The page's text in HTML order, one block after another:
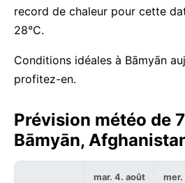
record de chaleur pour cette
28°C.
Conditions idéales à Bāmyān
profitez-en.
Prévision météo de
Bāmyān,
mar. 4. août mer.